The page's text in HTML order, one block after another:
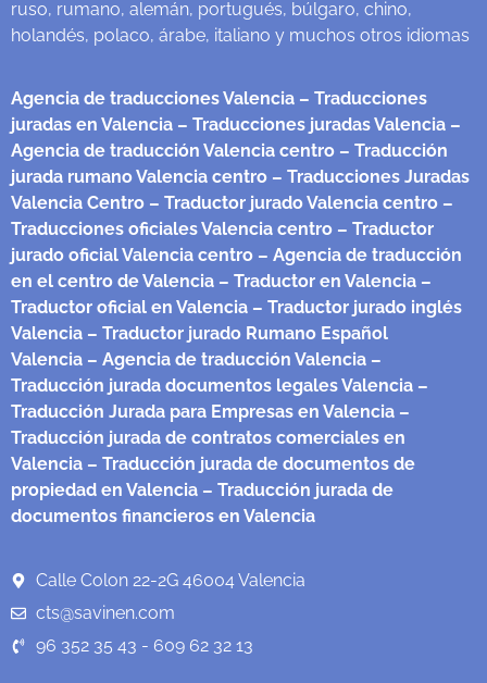
ruso, rumano, alemán, portugués, búlgaro, chino,
holandés, polaco, árabe, italiano y muchos otros idiomas
Agencia de traducciones Valencia – Traducciones
juradas en Valencia – Traducciones juradas Valencia –
Agencia de traducción Valencia centro – Traducción
jurada rumano Valencia centro – Traducciones Juradas
Valencia Centro – Traductor jurado Valencia centro –
Traducciones oficiales Valencia centro – Traductor
jurado oficial Valencia centro – Agencia de traducción
en el centro de Valencia – Traductor en Valencia –
Traductor oficial en Valencia – Traductor jurado inglés
Valencia – Traductor jurado Rumano Español
Valencia – Agencia de traducción Valencia –
Traducción jurada documentos legales Valencia –
Traducción Jurada para Empresas en Valencia –
Traducción jurada de contratos comerciales en
Valencia – Traducción jurada de documentos de
propiedad en Valencia – Traducción jurada de
documentos financieros en Valencia
Calle Colon 22-2G 46004 Valencia
cts@savinen.com
96 352 35 43 - 609 62 32 13